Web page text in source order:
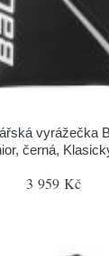
vyrážečka
černá,
3 959 Kč